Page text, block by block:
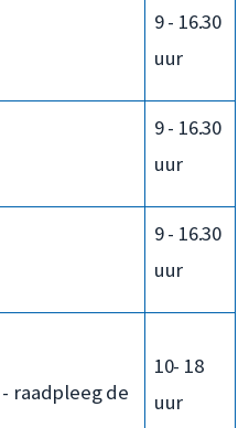
9 - 16.30
uur
9 - 16.30
uur
9 - 16.30
uur
raadpleeg de
10- 18
uur